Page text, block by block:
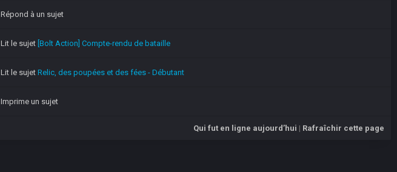
Répond à un sujet
Lit le sujet [Bolt Action] Compte-rendu de bataille
Lit le sujet Relic, des poupées et des fées - Débutant
Imprime un sujet
Qui fut en ligne aujourd’hui | Rafraîchir cette page